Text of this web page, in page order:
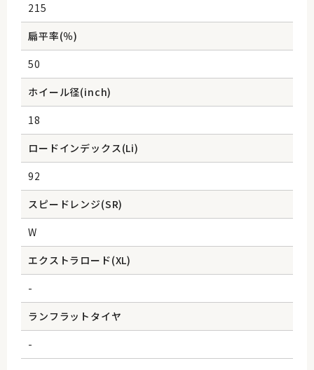
215
扁平率(％)
50
ホイール径(inch)
18
ロードインデックス(Li)
92
スピードレンジ(SR)
W
エクストラロード(XL)
-
ランフラットタイヤ
-